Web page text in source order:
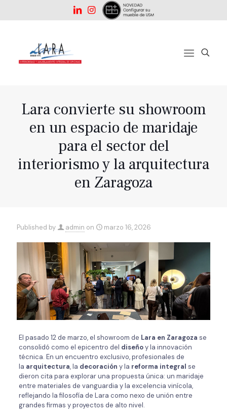
Lara convierte su showroom
en un espacio de maridaje
para el sector del
interiorismo y la arquitectura
en Zaragoza
Published by admin on marzo 16, 2026
El pasado 12 de marzo, el showroom de Lara en Zaragoza se
consolidó como el epicentro del diseñoy la innovación
técnica. En un encuentro exclusivo, profesionales de
la arquitectura, la decoración y la reforma integral se
dieron cita para explorar una propuesta única: un maridaje
entre materiales de vanguardia y la excelencia vinícola,
reflejando la filosofía de Lara como nexo de unión entre
grandes firmas y proyectos de alto nivel.